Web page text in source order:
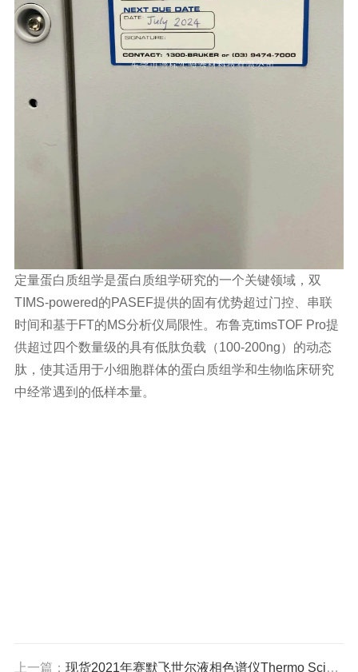
定量蛋白质组学是蛋白质组学研究的一个关键领域，双
TIMS-powered的PASEF提供的固有优势超过门控、串联
时间和基于FT的MS分析仪局限性。布鲁克timsTOF Pro提
供超过四个数量级的具有低肽负载（100-200ng）的动态
肽，使其适用于小细胞群体的蛋白质组学和生物临床研究
中经常遇到的低样本量。
上一篇： 现货2021年赛默飞世尔液相色谱仪Thermo Scientific Vanquish VC＋DAD检测器